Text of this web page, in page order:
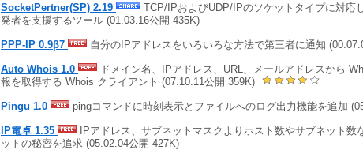
SocketPertner(SP) 2.19
TCP/IPおよびUDP/IPのソケットタイプに対応
発者を支援するツール (01.03.16公開 435K)
PPP-IP 0.9β7 自分のIPアドレスをいろいろな方法で第三者に通知
Auto Whois 1.0
ドメイン名、IPアドレス、URL、メールアドレスから
報を取得する Whois クライアント (07.10.11公開 359K)
Pingu 1.0 pingコマンドに時刻表示とファイルへのログ出力機能を追加
IP電卓 1.35
IPアドレス、サブネットマスクよりホスト数やサブネット数
ットの秘密を追求 (05.02.04公開 427K)